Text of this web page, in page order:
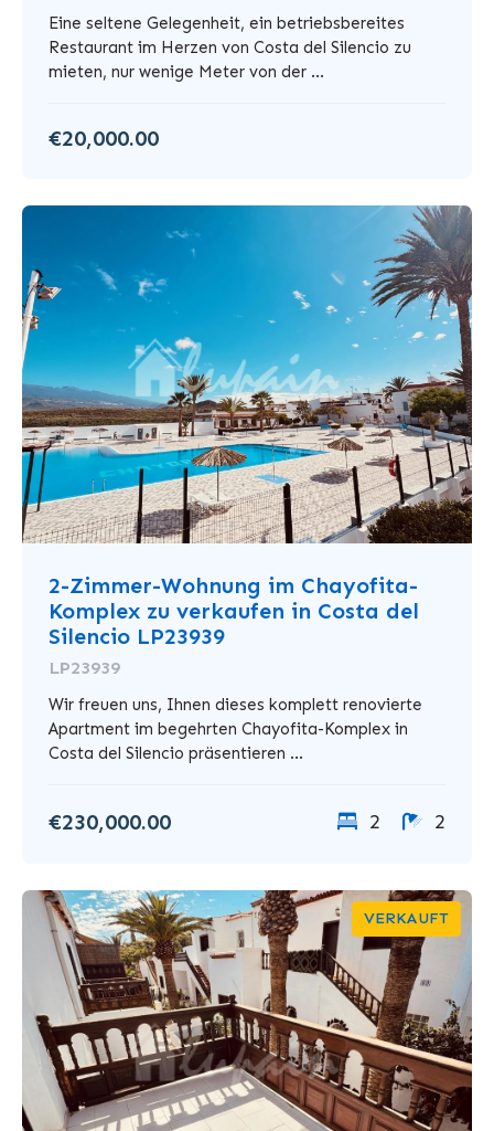
Eine seltene Gelegenheit, ein betriebsbereites
Restaurant im Herzen von Costa del Silencio zu
mieten, nur wenige Meter von der ...
€20,000.00
2-Zimmer-Wohnung im Chayofita-
Komplex zu verkaufen in Costa del
Silencio LP23939
LP23939
Wir freuen uns, Ihnen dieses komplett renovierte
Apartment im begehrten Chayofita-Komplex in
Costa del Silencio präsentieren ...
€230,000.00 2 2
VERKAUFT